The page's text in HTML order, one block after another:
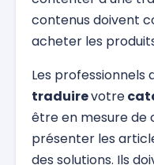
contenus doivent
acheter les
Les professionnels
traduirevotre
être en mesure de
présenter les
des solutions. Ils